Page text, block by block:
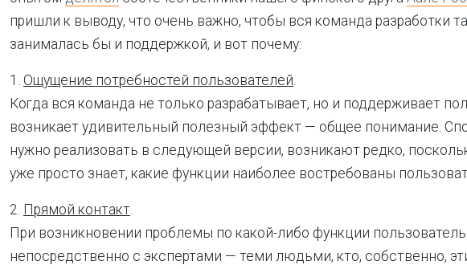
пришли к выводу, что очень важно, чтобы вся команда разработки
занималась бы и поддержкой, и вот почему:
1. Ощущение потребностей пользователей.
Когда вся команда не только разрабатывает, но и поддерживает
возникает удивительный полезный эффект — общее понимание.
нужно реализовать в следующей версии, возникают редко,
уже просто знает, какие функции наиболее востребованы
2. Прямой контакт.
При возникновении проблемы по какой-либо функции
непосредственно с экспертами — теми людьми, кто, собственно,